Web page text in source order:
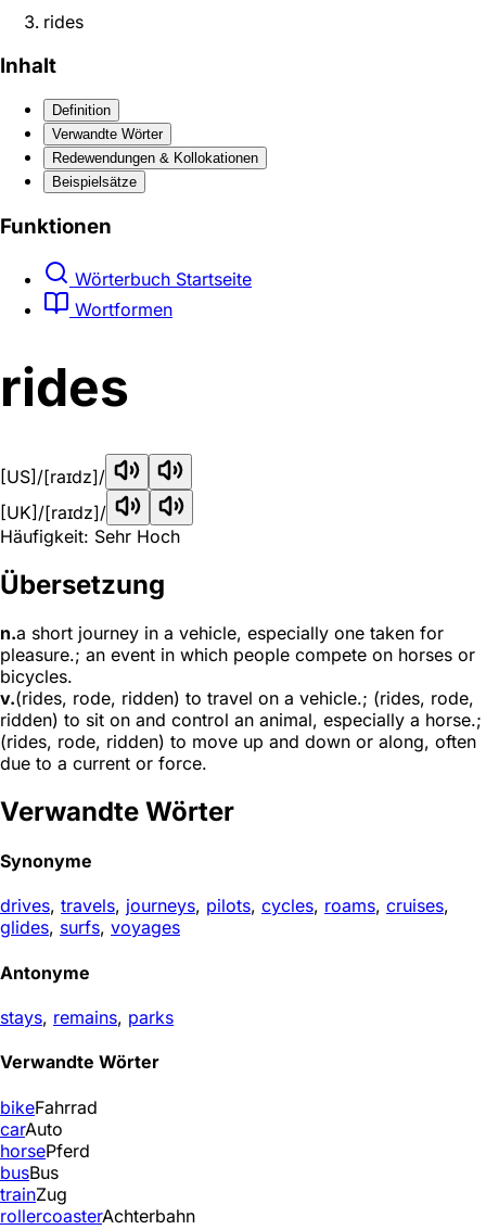
rides
Inhalt
Definition
Verwandte Wörter
Redewendungen & Kollokationen
Beispielsätze
Funktionen
Wörterbuch Startseite
Wortformen
rides
[US] /[raɪdz]/
[UK] /[raɪdz]/
Häufigkeit: Sehr Hoch
Übersetzung
n.a short journey in a vehicle, especially one taken for
pleasure.; an event in which people compete on horses or
bicycles.
v.(rides, rode, ridden) to travel on a vehicle.; (rides, rode,
ridden) to sit on and control an animal, especially a horse.;
(rides, rode, ridden) to move up and down or along, often
due to a current or force.
Verwandte Wörter
Synonyme
drives, travels, journeys, pilots, cycles, roams, cruises,
glides, surfs, voyages
Antonyme
stays, remains, parks
Verwandte Wörter
bikeFahrrad
carAuto
horsePferd
busBus
trainZug
rollercoasterAchterbahn